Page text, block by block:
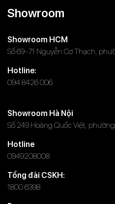
Showroom
Showroom HCM
Số 69-71 Nguyễn Cơ Thạch,
Hotline:
094 8426 006
Showroom Hà Nội
Số 249 Hoàng Quốc Việt,
Hotline
0949208008
Tổng đài CSKH:
1800 6398